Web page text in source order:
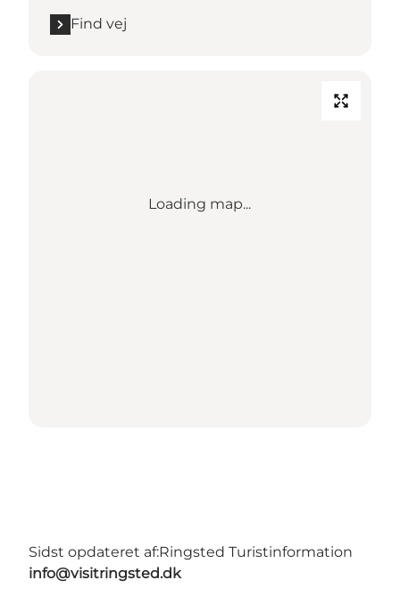
Find vej
Loading map...
Sidst opdateret af:Ringsted Turistinformation
info@visitringsted.dk